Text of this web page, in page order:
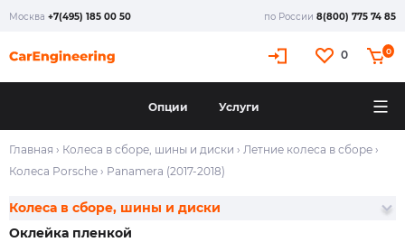
Москва +7(495) 185 00 50 по России 8(800) 775 74 85
0 0
Опции Услуги
Главная › Колеса в сборе, шины и диски › Летние колеса в сборе ›
Колеса Porsche › Panamera (2017-2018)
Оклейка пленкой
Колеса в сборе, шины и диски